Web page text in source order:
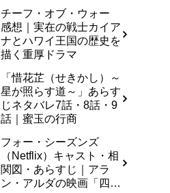
チーフ・オブ・ウォー
感想｜実在の戦士カイア
ナとハワイ王国の歴史を
描く重厚ドラマ
「惜花芷（せきかし）～
星が照らす道～」あらす
じネタバレ7話・8話・9
話｜蜜玉の行商
フォー・シーズンズ
（Netflix）キャスト・相
関図・あらすじ｜アラ
ン・アルダの映画「四